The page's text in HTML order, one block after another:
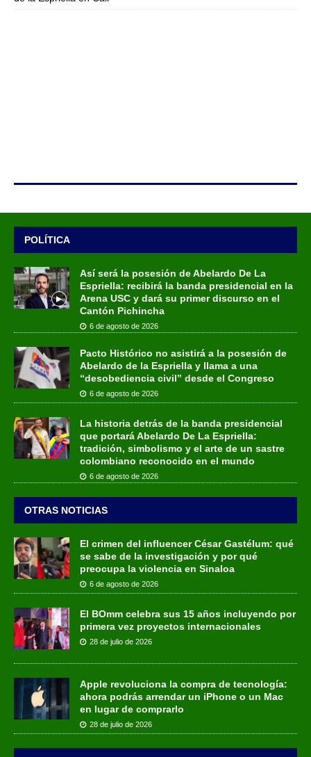
POLÍTICA
Así será la posesión de Abelardo De La
Espriella: recibirá la banda presidencial en la
Arena USC y dará su primer discurso en el
Cantón Pichincha
6 de agosto de 2026
Pacto Histórico no asistirá a la posesión de
Abelardo de la Espriella y llama a una
“desobediencia civil” desde el Congreso
6 de agosto de 2026
La historia detrás de la banda presidencial
que portará Abelardo De La Espriella:
tradición, simbolismo y el arte de un sastre
colombiano reconocido en el mundo
6 de agosto de 2026
OTRAS NOTICIAS
El crimen del influencer César Gastélum: qué
se sabe de la investigación y por qué
preocupa la violencia en Sinaloa
6 de agosto de 2026
El BOmm celebra sus 15 años incluyendo por
primera vez proyectos internacionales
28 de julio de 2026
Apple revoluciona la compra de tecnología:
ahora podrás arrendar un iPhone o un Mac
en lugar de comprarlo
28 de julio de 2026